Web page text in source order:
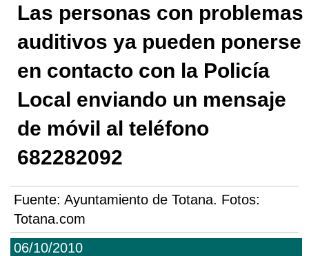
06/10/2010
Las personas con problemas
auditivos ya pueden ponerse
en contacto con la Policía
Local enviando un mensaje
de móvil al teléfono
682282092
Fuente: Ayuntamiento de Totana. Fotos:
Totana.com